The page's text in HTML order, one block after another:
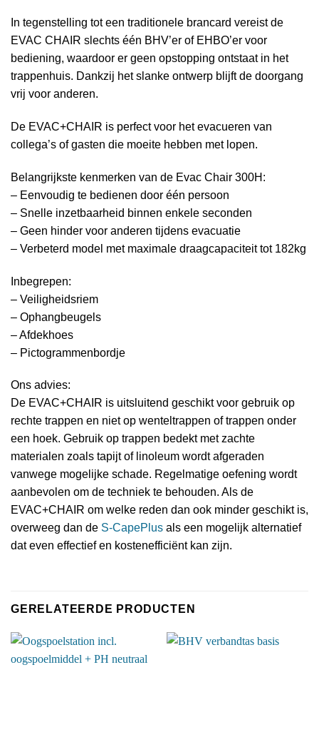
In tegenstelling tot een traditionele brancard vereist de
EVAC CHAIR slechts één BHV’er of EHBO’er voor
bediening, waardoor er geen opstopping ontstaat in het
trappenhuis. Dankzij het slanke ontwerp blijft de doorgang
vrij voor anderen.
De EVAC+CHAIR is perfect voor het evacueren van
collega’s of gasten die moeite hebben met lopen.
Belangrijkste kenmerken van de Evac Chair 300H:
– Eenvoudig te bedienen door één persoon
– Snelle inzetbaarheid binnen enkele seconden
– Geen hinder voor anderen tijdens evacuatie
– Verbeterd model met maximale draagcapaciteit tot 182kg
Inbegrepen:
– Veiligheidsriem
– Ophangbeugels
– Afdekhoes
– Pictogrammenbordje
Ons advies:
De EVAC+CHAIR is uitsluitend geschikt voor gebruik op
rechte trappen en niet op wenteltrappen of trappen onder
een hoek. Gebruik op trappen bedekt met zachte
materialen zoals tapijt of linoleum wordt afgeraden
vanwege mogelijke schade. Regelmatige oefening wordt
aanbevolen om de techniek te behouden. Als de
EVAC+CHAIR om welke reden dan ook minder geschikt is,
overweeg dan de S-CapePlus als een mogelijk alternatief
dat even effectief en kostenefficiënt kan zijn.
GERELATEERDE PRODUCTEN